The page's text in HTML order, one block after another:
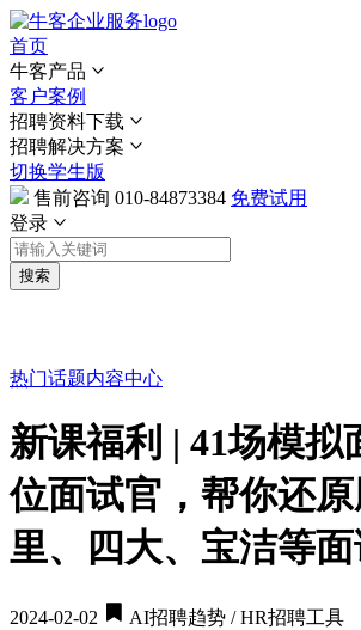
首页
牛客产品
客户案例
招聘资料下载
招聘解决方案
切换学生版
售前咨询 010-84873384 免费试用
登录
搜索
热门话题内容中心
新课福利 | 41场模拟
位面试官，帮你还
里、四大、宝洁等
2024-02-02 AI招聘趋势 / HR招聘工具